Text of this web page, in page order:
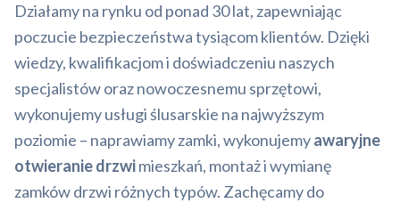
Działamy na rynku od ponad 30 lat, zapewniając
poczucie bezpieczeństwa tysiącom klientów. Dzięki
wiedzy, kwalifikacjom i doświadczeniu naszych
specjalistów oraz nowoczesnemu sprzętowi,
wykonujemy usługi ślusarskie na najwyższym
poziomie – naprawiamy zamki, wykonujemyawaryjne
otwieranie drzwimieszkań, montaż i wymianę
zamków drzwi różnych typów. Zachęcamy do